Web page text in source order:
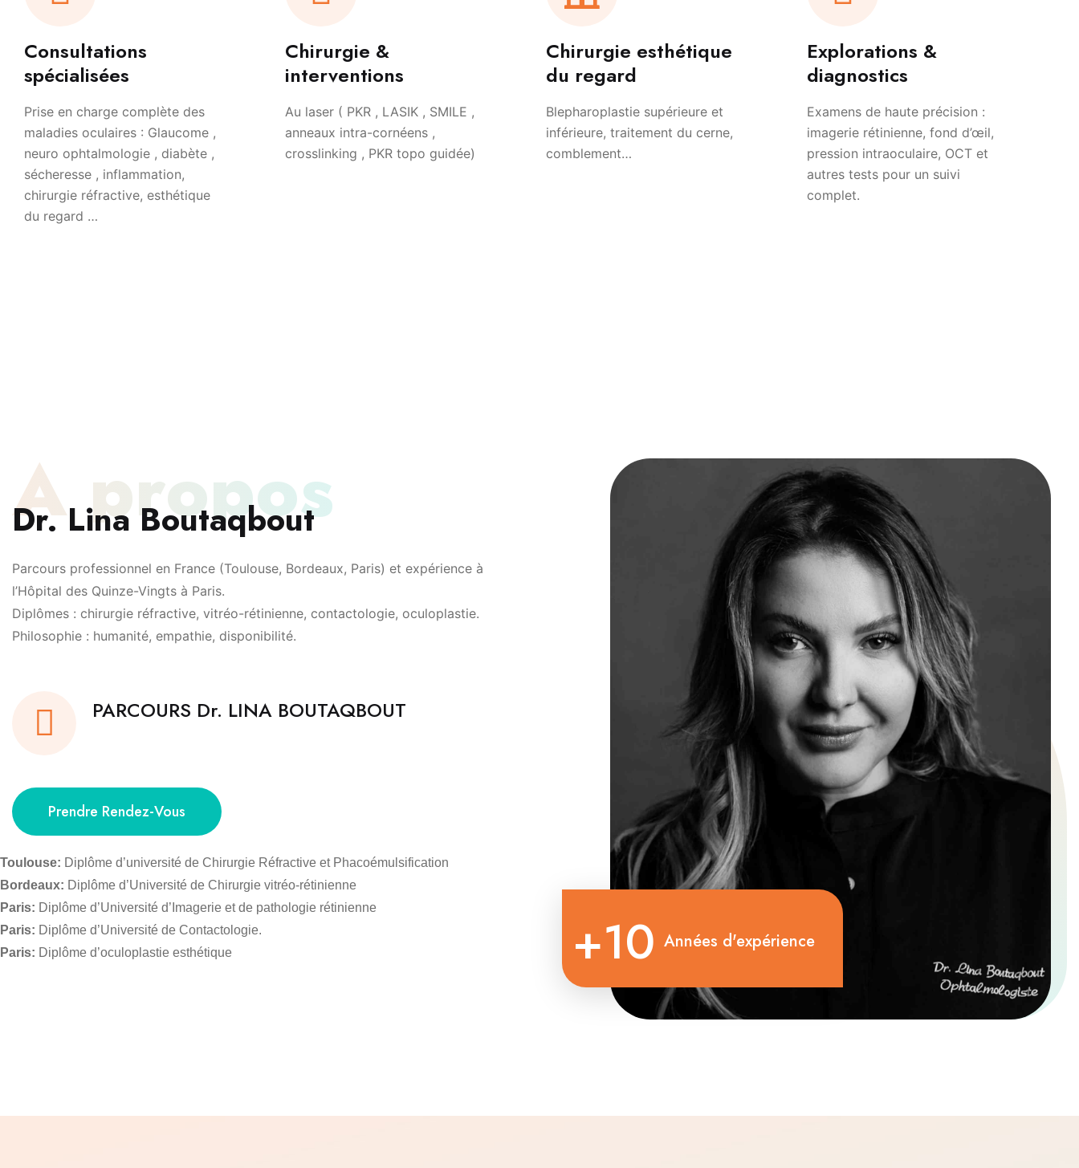
Consultations
spécialisées
Prise en charge complète des
maladies oculaires : Glaucome ,
neuro ophtalmologie , diabète ,
sécheresse , inflammation,
chirurgie réfractive, esthétique
du regard …
Chirurgie &
interventions
Au laser ( PKR , LASIK , SMILE ,
anneaux intra-cornéens ,
crosslinking , PKR topo guidée)
Chirurgie esthétique
du regard
Blepharoplastie supérieure et
inférieure, traitement du cerne,
comblement…
Explorations &
diagnostics
Examens de haute précision :
imagerie rétinienne, fond d’œil,
pression intraoculaire, OCT et
autres tests pour un suivi
complet.
À propos
Dr. Lina Boutaqbout
Parcours professionnel en France (Toulouse, Bordeaux, Paris) et expérience à
l’Hôpital des Quinze-Vingts à Paris.
Diplômes : chirurgie réfractive, vitréo-rétinienne, contactologie, oculoplastie.
Philosophie : humanité, empathie, disponibilité.
PARCOURS Dr. LINA BOUTAQBOUT
Prendre Rendez-Vous
Toulouse: Diplôme d’université de Chirurgie Réfractive et Phacoémulsification
Bordeaux: Diplôme d’Université de Chirurgie vitréo-rétinienne
Paris: Diplôme d’Université d’Imagerie et de pathologie rétinienne
Paris: Diplôme d’Université de Contactologie.
Paris: Diplôme d’oculoplastie esthétique +10 Années d'expérience